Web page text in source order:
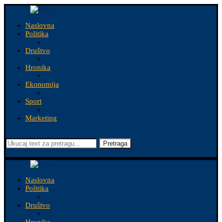
Naslovna
Politika
Društvo
Hronika
Ekonomija
Sport
Marketing
Pretraga
Naslovna
Politika
Društvo